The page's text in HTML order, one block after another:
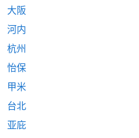
大阪
河内
杭州
怡保
甲米
台北
亚庇